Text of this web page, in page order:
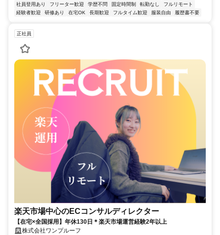
社員登用あり フリーター歓迎 学歴不問 固定時間制 転勤なし
フルリモート
経験者歓迎
研修あり 在宅OK 長期歓迎 フルタイム歓迎 服装自由 履歴書不要
正社員
楽天市場中心のECコンサルディレクター
【在宅×全国採用】年休130日＊楽天市場運営経験2年以上
株式会社ワンプルーフ